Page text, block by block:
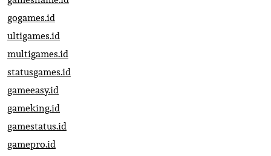
gogames.id
ultigames.id
multigames.id
statusgames.id
gameeasy.id
gameking.id
gamestatus.id
gamepro.id